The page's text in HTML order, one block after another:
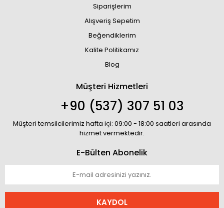
Siparişlerim
Alışveriş Sepetim
Beğendiklerim
Kalite Politikamız
Blog
Müşteri Hizmetleri
+90 (537) 307 51 03
Müşteri temsilcilerimiz hafta içi: 09:00 - 18:00 saatleri arasında
hizmet vermektedir.
E-Bülten Abonelik
KAYDOL